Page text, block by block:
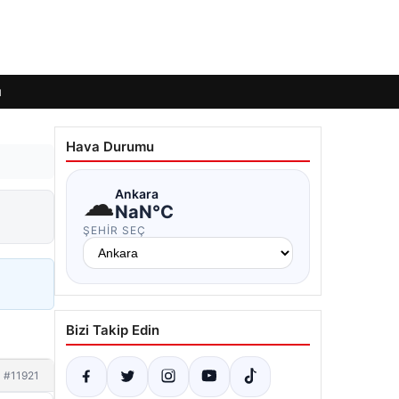
#11921
Hava Durumu
☁Ankara
NaN°C
ŞEHIR SEÇ
Bizi Takip Edin